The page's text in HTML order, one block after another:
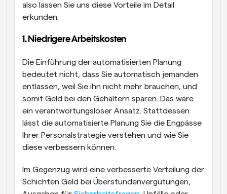
also lassen Sie uns diese Vorteile im Detail
erkunden.
1. Niedrigere Arbeitskosten
Die Einführung der automatisierten Planung
bedeutet nicht, dass Sie automatisch jemanden
entlassen, weil Sie ihn nicht mehr brauchen, und
somit Geld bei den Gehältern sparen. Das wäre
ein verantwortungsloser Ansatz. Stattdessen
lässt die automatisierte Planung Sie die Engpässe
Ihrer Personalstrategie verstehen und wie Sie
diese verbessern können.
Im Gegenzug wird eine verbesserte Verteilung der
Schichten Geld bei Überstundenvergütungen,